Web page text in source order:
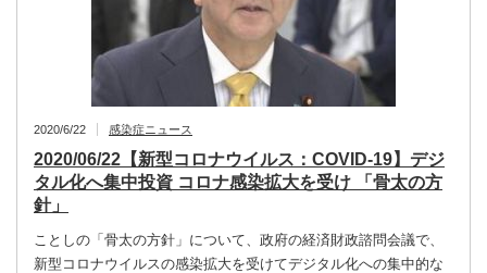
2020/6/22 感染症ニュース
2020/06/22【新型コロナウイルス：COVID-19】デジ
タル化へ集中投資 コロナ感染拡大を受け 「骨太の方
針」
ことしの「骨太の方針」について、政府の経済財政諮問会議で、
新型コロナウイルスの感染拡大を受けてデジタル化への集中的な